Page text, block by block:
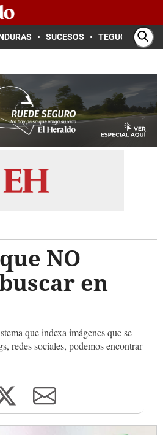
SUCESOS TEGUCIGALPA
NO
en
que indexa imágenes que se
redes sociales, podemos encontrar